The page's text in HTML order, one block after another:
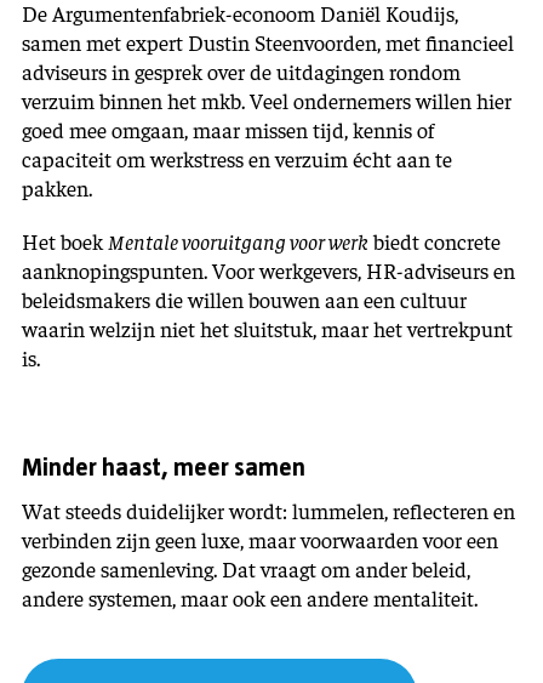
De Argumentenfabriek-econoom Daniël Koudijs,
samen met expert Dustin Steenvoorden, met financieel
adviseurs in gesprek over de uitdagingen rondom
verzuim binnen het mkb. Veel ondernemers willen hier
goed mee omgaan, maar missen tijd, kennis of
capaciteit om werkstress en verzuim écht aan te
pakken.
Het boek Mentale vooruitgang voor werkbiedt concrete
aanknopingspunten. Voor werkgevers, HR-adviseurs en
beleidsmakers die willen bouwen aan een cultuur
waarin welzijn niet het sluitstuk, maar het vertrekpunt
is.
Minder haast, meer samen
Wat steeds duidelijker wordt: lummelen, reflecteren en
verbinden zijn geen luxe, maar voorwaarden voor een
gezonde samenleving. Dat vraagt om ander beleid,
andere systemen, maar ook een andere mentaliteit.